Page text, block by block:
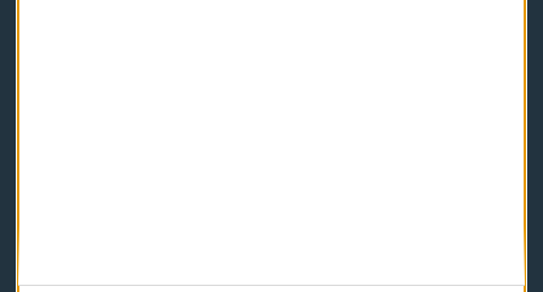
Programas y podcasts